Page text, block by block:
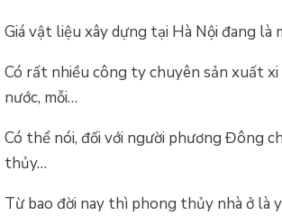
Giá vật liệu xây dựng tại Hà Nội đang là
Có rất nhiều công ty chuyên sản xuất
nước, mỗi…
Có thể nói, đối với người phương Đông
thủy…
Từ bao đời nay thì phong thủy nhà ở là